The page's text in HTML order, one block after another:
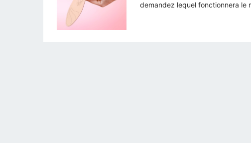
demandez lequel fonctionnera le